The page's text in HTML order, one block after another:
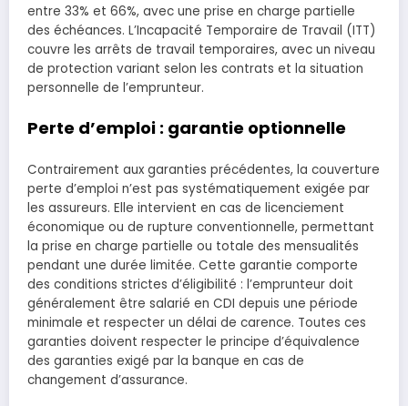
entre 33% et 66%, avec une prise en charge partielle
des échéances. L’Incapacité Temporaire de Travail (ITT)
couvre les arrêts de travail temporaires, avec un niveau
de protection variant selon les contrats et la situation
personnelle de l’emprunteur.
Perte d’emploi : garantie optionnelle
Contrairement aux garanties précédentes, la couverture
perte d’emploi n’est pas systématiquement exigée par
les assureurs. Elle intervient en cas de licenciement
économique ou de rupture conventionnelle, permettant
la prise en charge partielle ou totale des mensualités
pendant une durée limitée. Cette garantie comporte
des conditions strictes d’éligibilité : l’emprunteur doit
généralement être salarié en CDI depuis une période
minimale et respecter un délai de carence. Toutes ces
garanties doivent respecter le principe d’équivalence
des garanties exigé par la banque en cas de
changement d’assurance.